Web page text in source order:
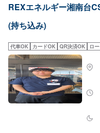
REXエネルギー湘南台
(持ち込み)
代車OK カードOK QR決済OK ロ